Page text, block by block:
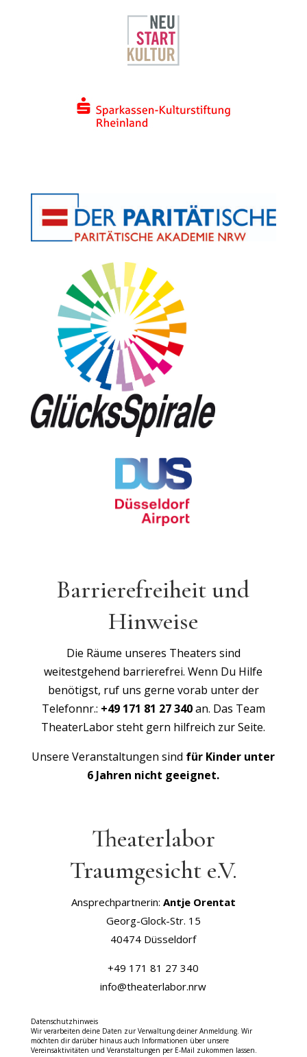
Barrierefreiheit und
Hinweise
Die Räume unseres Theaters sind
weitestgehend barrierefrei. Wenn Du Hilfe
benötigst, ruf uns gerne vorab unter der
Telefonnr.: +49 171 81 27 340an. Das Team
TheaterLabor steht gern hilfreich zur Seite.
Unsere Veranstaltungen sind für Kinder unter
6 Jahren nicht geeignet.
Theaterlabor
Traumgesicht e.V.
Ansprechpartnerin: Antje Orentat
Georg-Glock-Str. 15
40474 Düsseldorf
+49 171 81 27 340
info@theaterlabor.nrw
Datenschutzhinweis
Wir verarbeiten deine Daten zur Verwaltung deiner Anmeldung. Wir
möchten dir darüber hinaus auch Informationen über unsere
Vereinsaktivitäten und Veranstaltungen per E-Mail zukommen lassen.